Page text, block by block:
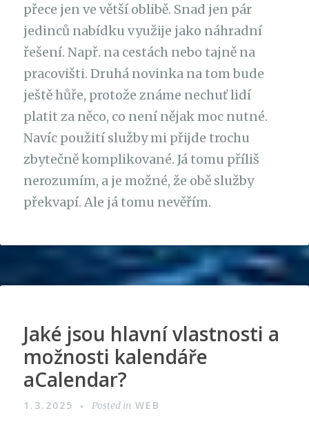
přece jen ve větší oblibě. Snad jen pár
jedinců nabídku využije jako náhradní
řešení. Např. na cestách nebo tajně na
pracovišti. Druhá novinka na tom bude
ještě hůře, protože známe nechuť lidí
platit za něco, co není nějak moc nutné.
Navíc použití služby mi přijde trochu
zbytečně komplikované. Já tomu příliš
nerozumím, a je možné, že obě služby
překvapí. Ale já tomu nevěřím.
Jaké jsou hlavní vlastnosti a
možnosti kalendáře
aCalendar?
1.3.2025 Posted in WEB